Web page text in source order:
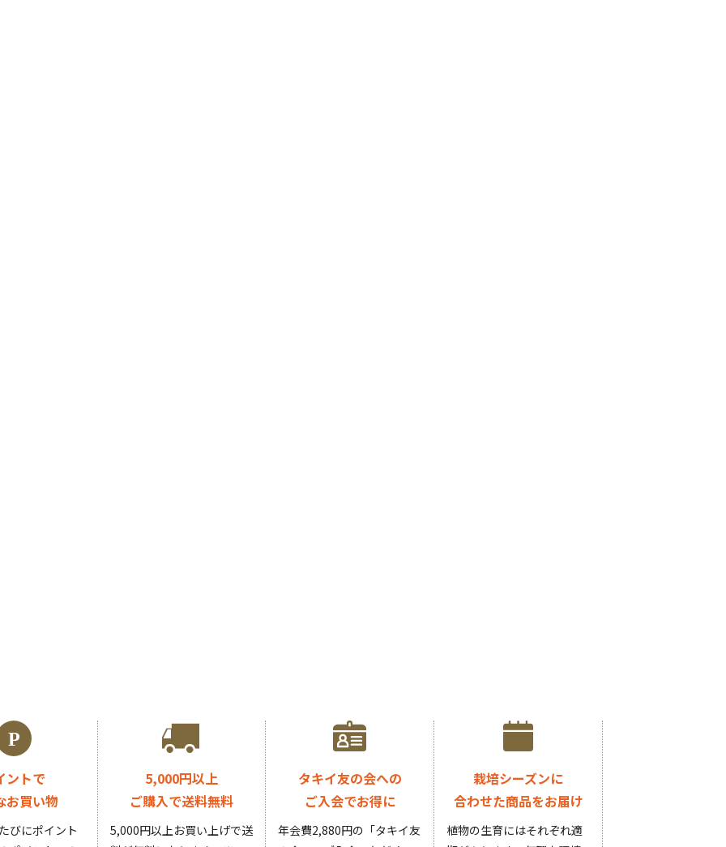
ントで
お買い物
びにポイント
5,000円以上
ご購入で送料無料
5,000円以上お買い上げで送
タキイ友の会への
ご入会でお得に
年会費2,880円の「タキイ友
栽培シーズンに
合わせた商品をお届け
植物の生育にはそれぞれ適